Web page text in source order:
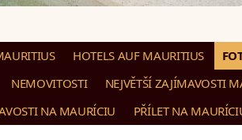
HOTELS AUF MAURITIUS
NEMOVITOSTI NEJVĚTŠÍ ZAJÍMAVOSTI
NA MAURÍCIU PŘÍLET NA